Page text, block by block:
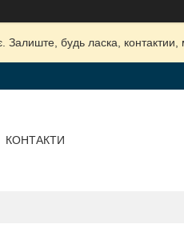
будь ласка,
КОНТАКТИ